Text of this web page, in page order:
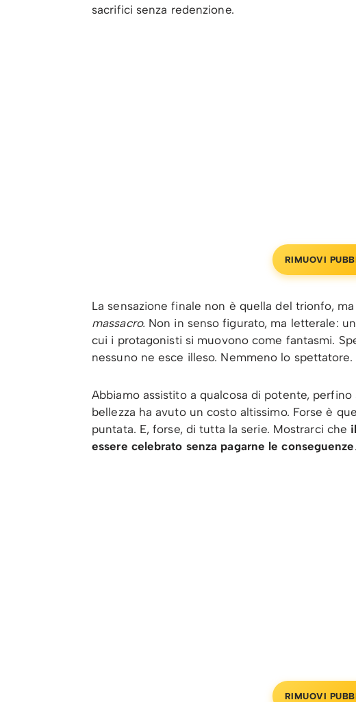
sacrifici senza redenzione.
RIMUOVI
La sensazione finale non è quella del trionfo,
massacro. Non in senso figurato, ma letterale:
cui i protagonisti si muovono come fantasmi.
nessuno ne esce illeso. Nemmeno lo spettatore.
Abbiamo assistito a qualcosa di potente,
bellezza ha avuto un costo altissimo. Forse è
puntata. E, forse, di tutta la serie. Mostrarci che
essere celebrato senza pagarne le conseguenze.
RIMUOVI